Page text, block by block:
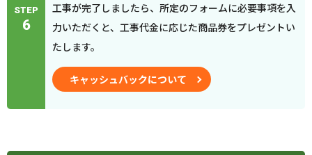
STEP
6
工事が完了しましたら、所定のフォームに必要事項を入
力いただくと、工事代金に応じた商品券をプレゼントい
たします。
キャッシュバックについて